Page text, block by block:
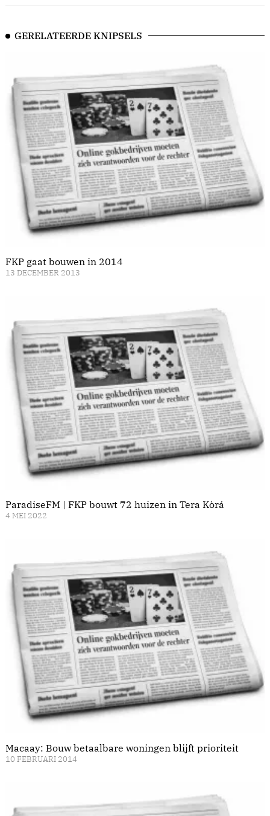
GERELATEERDE KNIPSELS
FKP gaat bouwen in 2014
13 DECEMBER 2013
ParadiseFM | FKP bouwt 72 huizen in Tera Kòrá
4 MEI 2022
Macaay: Bouw betaalbare woningen blijft prioriteit
10 FEBRUARI 2014